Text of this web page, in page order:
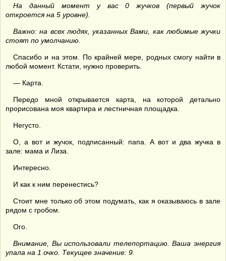
На данный момент у вас 0 жучков (первый жучок
откроется на 5 уровне).
Важно: на всех людях, указанных Вами, как любимые жучки
стоят по умолчанию.
Спасибо и на этом. По крайней мере, родных смогу найти в
любой момент. Кстати, нужно проверить.
— Карта.
Передо мной открывается карта, на которой детально
прорисована моя квартира и лестничная площадка.
Негусто.
О, а вот и жучок, подписанный: папа. А вот и два жучка в
зале: мама и Лиза.
Интересно.
И как к ним перенестись?
Стоит мне только об этом подумать, как я оказываюсь в зале
рядом с гробом.
Ого.
Внимание, Вы использовали телепортацию. Ваша энергия
упала на 1 очко. Текущее значение: 9.